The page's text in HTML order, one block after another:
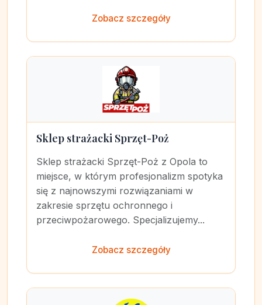
Zobacz szczegóły
Sklep strażacki Sprzęt-Poż
Sklep strażacki Sprzęt-Poż z Opola to
miejsce, w którym profesjonalizm spotyka
się z najnowszymi rozwiązaniami w
zakresie sprzętu ochronnego i
przeciwpożarowego. Specjalizujemy...
Zobacz szczegóły